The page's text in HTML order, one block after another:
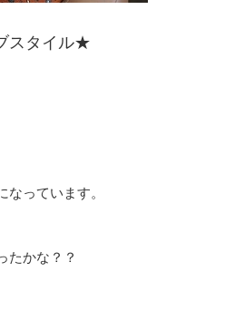
スタイル★
なっています。
たかな？？